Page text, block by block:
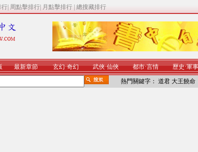
行 周點擊排行 月點擊排行 總搜藏排行
最新章節 玄幻·奇幻 武俠·仙俠 都市·言情 歷史·軍事
熱門關鍵字： 道君 大王饒命